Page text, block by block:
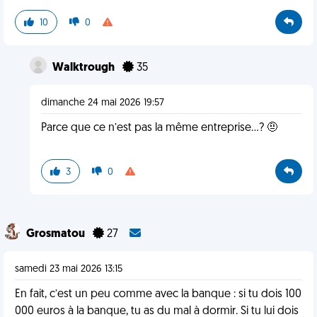
10 0
Walktrough 35
dimanche 24 mai 2026 19:57
Parce que ce n’est pas la même entreprise…? 🤨
3 0
Grosmatou 27
samedi 23 mai 2026 13:15
En fait, c’est un peu comme avec la banque : si tu dois 100
000 euros à la banque, tu as du mal à dormir. Si tu lui dois